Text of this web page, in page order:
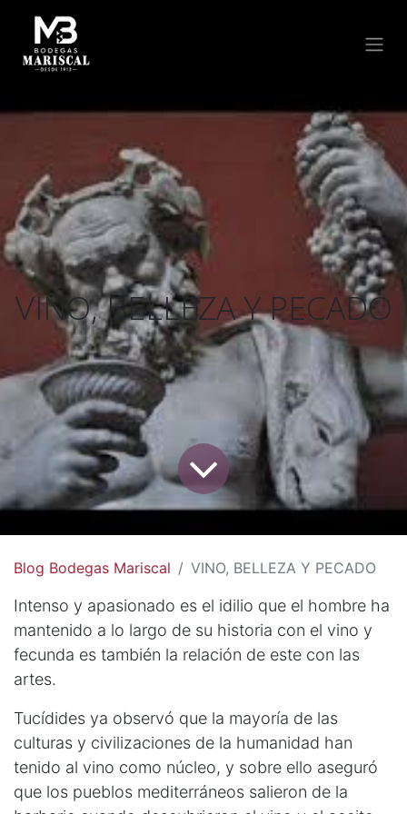
VINO, BELLEZA Y PECADO
Blog Bodegas Mariscal VINO, BELLEZA Y PECADO
Intenso y apasionado es el idilio que el hombre ha
mantenido a lo largo de su historia con el vino y
fecunda es también la relación de este con las
artes.
Tucídides ya observó que la mayoría de las
culturas y civilizaciones de la humanidad han
tenido al vino como núcleo, y sobre ello aseguró
que los pueblos mediterráneos salieron de la